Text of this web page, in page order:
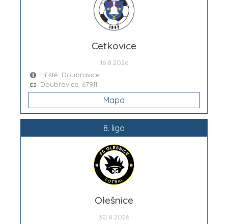
Cetkovice
16.8.2026
Hřiště: Doubravice
Doubravice, 67911
Mapa
8. liga
Olešnice
30.8.2026